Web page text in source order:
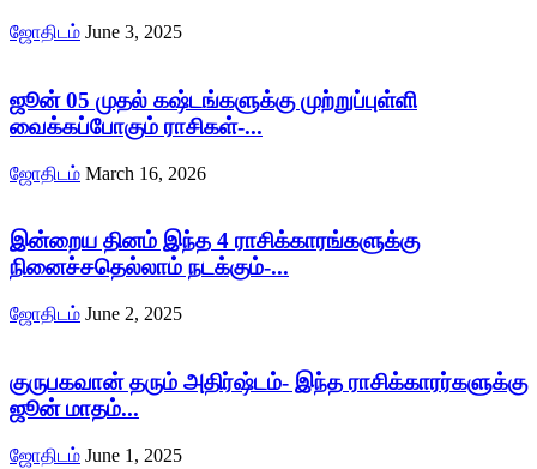
ஜோதிடம் June 3, 2025
ஜூன் 05 முதல் கஷ்டங்களுக்கு முற்றுப்புள்ளி
வைக்கப்போகும் ராசிகள்-...
ஜோதிடம் March 16, 2026
இன்றைய தினம் இந்த 4 ராசிக்காரங்களுக்கு
நினைச்சதெல்லாம் நடக்கும்-...
ஜோதிடம் June 2, 2025
குருபகவான் தரும் அதிர்ஷ்டம்- இந்த ராசிக்காரர்களுக்கு
ஜூன் மாதம்...
ஜோதிடம் June 1, 2025